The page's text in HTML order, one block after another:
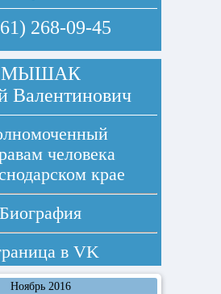
268-09-45
МЫШАК
Валентинович
человека
крае
Биография
в VK
Ноябрь 2016